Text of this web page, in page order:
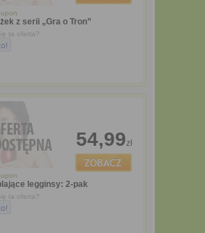
z serii „Gra o Tron”
ta oferta?
legginsy: 2-pak
ta oferta?
54,99zł